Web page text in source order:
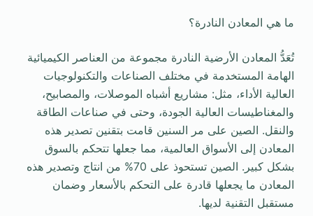
ما هي المعادن النادرة؟
تُعَدُّ المعادن الأرضية النادرة مجموعة من العناصر الكيميائية
الهامة المستخدمة في مختلف الصناعات والتكنولوجيات
العالية الأداء، مثل: مشاريع أشباه الموصلات، والمصابيح،
والمغناطيسات العالية الجودة، وحتى في صناعات الطاقة
والنقل. الصين على مر السنين قامت بتقنين تصدير هذه
المعادن إلى الأسواق العالمية، مما جعلها تتحكم بالسوق
بشكل كبير. الصين تستحوذ على 70% من انتاج وتصدير هذه
المعادن ما يجعلها قادرة على التحكم بالأسعار وضمان
مستقبل التقنية لديها.